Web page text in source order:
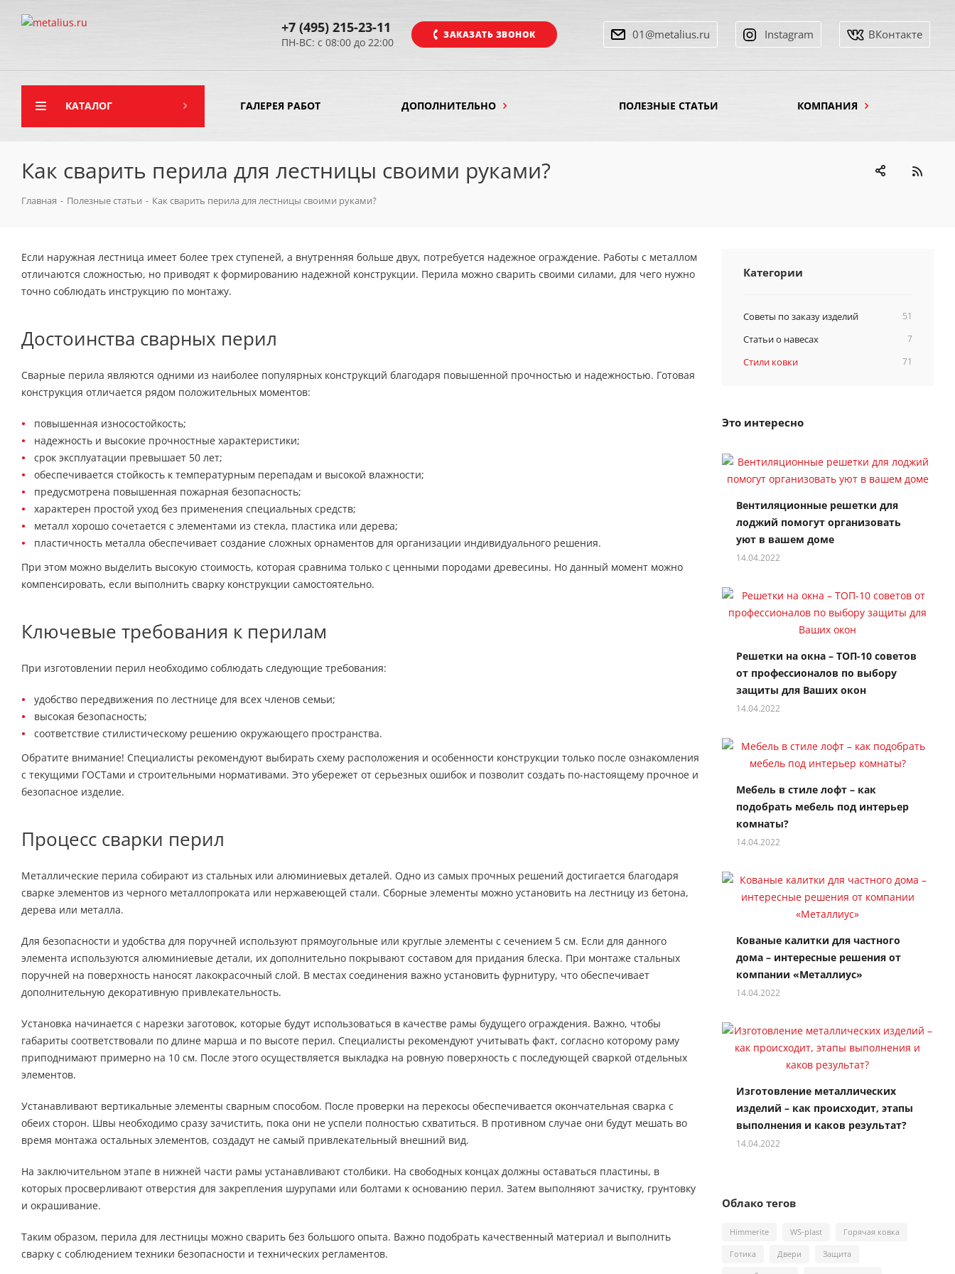
ЗАКАЗАТЬ ЗВОНОК 01@metalius.ru Instagram ВКонтакте
+7 (495) 215-23-11
ПН-ВС: с 08:00 до 22:00
КАТАЛОГ ГАЛЕРЕЯ РАБОТ ДОПОЛНИТЕЛЬНО ПОЛЕЗНЫЕ СТАТЬИ КОМПАНИЯ
Как сварить перила для лестницы своими руками?
Главная - Полезные статьи - Как сварить перила для лестницы своими руками?
Если наружная лестница имеет более трех ступеней, а внутренняя больше двух, потребуется надежное ограждение. Работы с металлом
отличаются сложностью, но приводят к формированию надежной конструкции. Перила можно сварить своими силами, для чего нужно
точно соблюдать инструкцию по монтажу.
Достоинства сварных перил
Сварные перила являются одними из наиболее популярных конструкций благодаря повышенной прочностью и надежностью. Готовая
конструкция отличается рядом положительных моментов:
повышенная износостойкость;
надежность и высокие прочностные характеристики;
срок эксплуатации превышает 50 лет;
обеспечивается стойкость к температурным перепадам и высокой влажности;
предусмотрена повышенная пожарная безопасность;
характерен простой уход без применения специальных средств;
металл хорошо сочетается с элементами из стекла, пластика или дерева;
пластичность металла обеспечивает создание сложных орнаментов для организации индивидуального решения.
При этом можно выделить высокую стоимость, которая сравнима только с ценными породами древесины. Но данный момент можно
компенсировать, если выполнить сварку конструкции самостоятельно.
Ключевые требования к перилам
При изготовлении перил необходимо соблюдать следующие требования:
удобство передвижения по лестнице для всех членов семьи;
высокая безопасность;
соответствие стилистическому решению окружающего пространства.
Обратите внимание! Специалисты рекомендуют выбирать схему расположения и особенности конструкции только после ознакомления
с текущими ГОСТами и строительными нормативами. Это убережет от серьезных ошибок и позволит создать по-настоящему прочное и
безопасное изделие.
Процесс сварки перил
Металлические перила собирают из стальных или алюминиевых деталей. Одно из самых прочных решений достигается благодаря
сварке элементов из черного металлопроката или нержавеющей стали. Сборные элементы можно установить на лестницу из бетона,
дерева или металла.
Для безопасности и удобства для поручней используют прямоугольные или круглые элементы с сечением 5 см. Если для данного
элемента используются алюминиевые детали, их дополнительно покрывают составом для придания блеска. При монтаже стальных
поручней на поверхность наносят лакокрасочный слой. В местах соединения важно установить фурнитуру, что обеспечивает
дополнительную декоративную привлекательность.
Установка начинается с нарезки заготовок, которые будут использоваться в качестве рамы будущего ограждения. Важно, чтобы
габариты соответствовали по длине марша и по высоте перил. Специалисты рекомендуют учитывать факт, согласно которому раму
приподнимают примерно на 10 см. После этого осуществляется выкладка на ровную поверхность с последующей сваркой отдельных
элементов.
Устанавливают вертикальные элементы сварным способом. После проверки на перекосы обеспечивается окончательная сварка с
обеих сторон. Швы необходимо сразу зачистить, пока они не успели полностью схватиться. В противном случае они будут мешать во
время монтажа остальных элементов, создадут не самый привлекательный внешний вид.
На заключительном этапе в нижней части рамы устанавливают столбики. На свободных концах должны оставаться пластины, в
которых просверливают отверстия для закрепления шурупами или болтами к основанию перил. Затем выполняют зачистку, грунтовку
и окрашивание.
Таким образом, перила для лестницы можно сварить без большого опыта. Важно подобрать качественный материал и выполнить
сварку с соблюдением техники безопасности и технических регламентов.
Категории
Советы по заказу изделий 51
Статьи о навесах 7
Стили ковки 71
Это интересно
Вентиляционные решетки для
лоджий помогут организовать
уют в вашем доме
14.04.2022
Решетки на окна – ТОП-10 советов
от профессионалов по выбору
защиты для Ваших окон
14.04.2022
Мебель в стиле лофт – как
подобрать мебель под интерьер
комнаты?
14.04.2022
Кованые калитки для частного
дома – интересные решения от
компании «Металлиус»
14.04.2022
Изготовление металлических
изделий – как происходит, этапы
выполнения и каков результат?
14.04.2022
Облако тегов
Himmerite WS-plast Горячая ковка
Готика Двери Защита